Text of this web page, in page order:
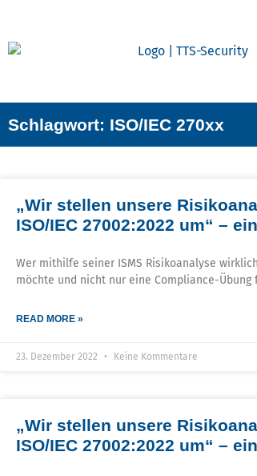
Schlagwort: ISO/IEC 270xx
„Wir stellen unsere
ISO/IEC 27002:2022 um“​ –
Wer mithilfe seiner ISMS Risikoanalyse
möchte und nicht nur eine Compliance-
READ MORE »
23. Dezember 2022 Keine Kommentare
„Wir stellen unsere
ISO/IEC 27002:2022 um“​ –